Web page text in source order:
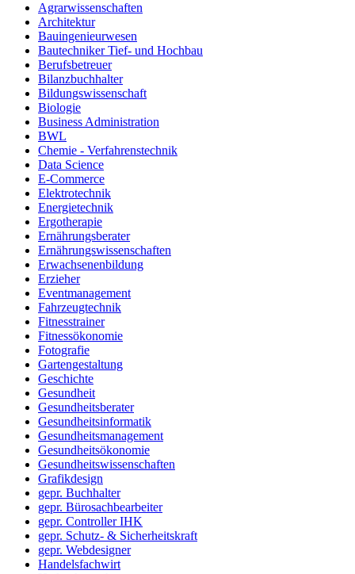
Agrarwissenschaften
Architektur
Bauingenieurwesen
Bautechniker Tief- und Hochbau
Berufsbetreuer
Bilanzbuchhalter
Bildungswissenschaft
Biologie
Business Administration
BWL
Chemie - Verfahrenstechnik
Data Science
E-Commerce
Elektrotechnik
Energietechnik
Ergotherapie
Ernährungsberater
Ernährungswissenschaften
Erwachsenenbildung
Erzieher
Eventmanagement
Fahrzeugtechnik
Fitnesstrainer
Fitnessökonomie
Fotografie
Gartengestaltung
Geschichte
Gesundheit
Gesundheitsberater
Gesundheitsinformatik
Gesundheitsmanagement
Gesundheitsökonomie
Gesundheitswissenschaften
Grafikdesign
gepr. Buchhalter
gepr. Bürosachbearbeiter
gepr. Controller IHK
gepr. Schutz- & Sicherheitskraft
gepr. Webdesigner
Handelsfachwirt